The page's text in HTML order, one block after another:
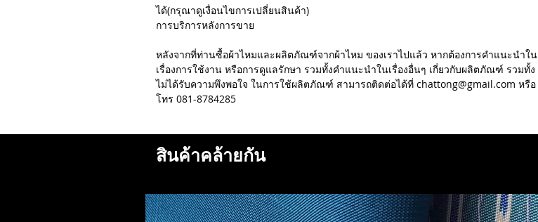
ได้(กรุณาดูเงื่อนไขการเปลี่ยนสินค้า)
การบริการหลังการขาย
หลังจากที่ท่านซื้อผ้าไหมและผลิตภัณฑ์จากผ้าไหม ของเราไปแล้ว หากต้องการคำแนะนำใน
เรื่องการใช้งาน หรือการดูแลรักษา รวมทั้งคำแนะนำในเรื่องอื่นๆ เกี่ยวกับผลิตภัณฑ์ รวมทั้ง
ไม่ได้รับความพึงพอใจ ในการใช้ผลิตภัณฑ์ สามารถติดต่อได้ที่ chattong@gmail.com หรือ
โทร 081-8784285
สินค้าคล้ายกัน